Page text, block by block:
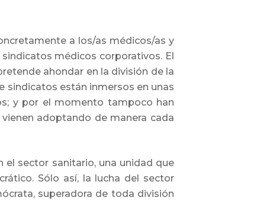
a los/as médicos/as y
médicos corporativos. El
ahondar en la división de la
sindicatos están inmersos en unas
y por el momento tampoco han
adoptando de manera cada
el sector sanitario, una unidad que
Sólo así, la lucha del sector
superadora de toda división